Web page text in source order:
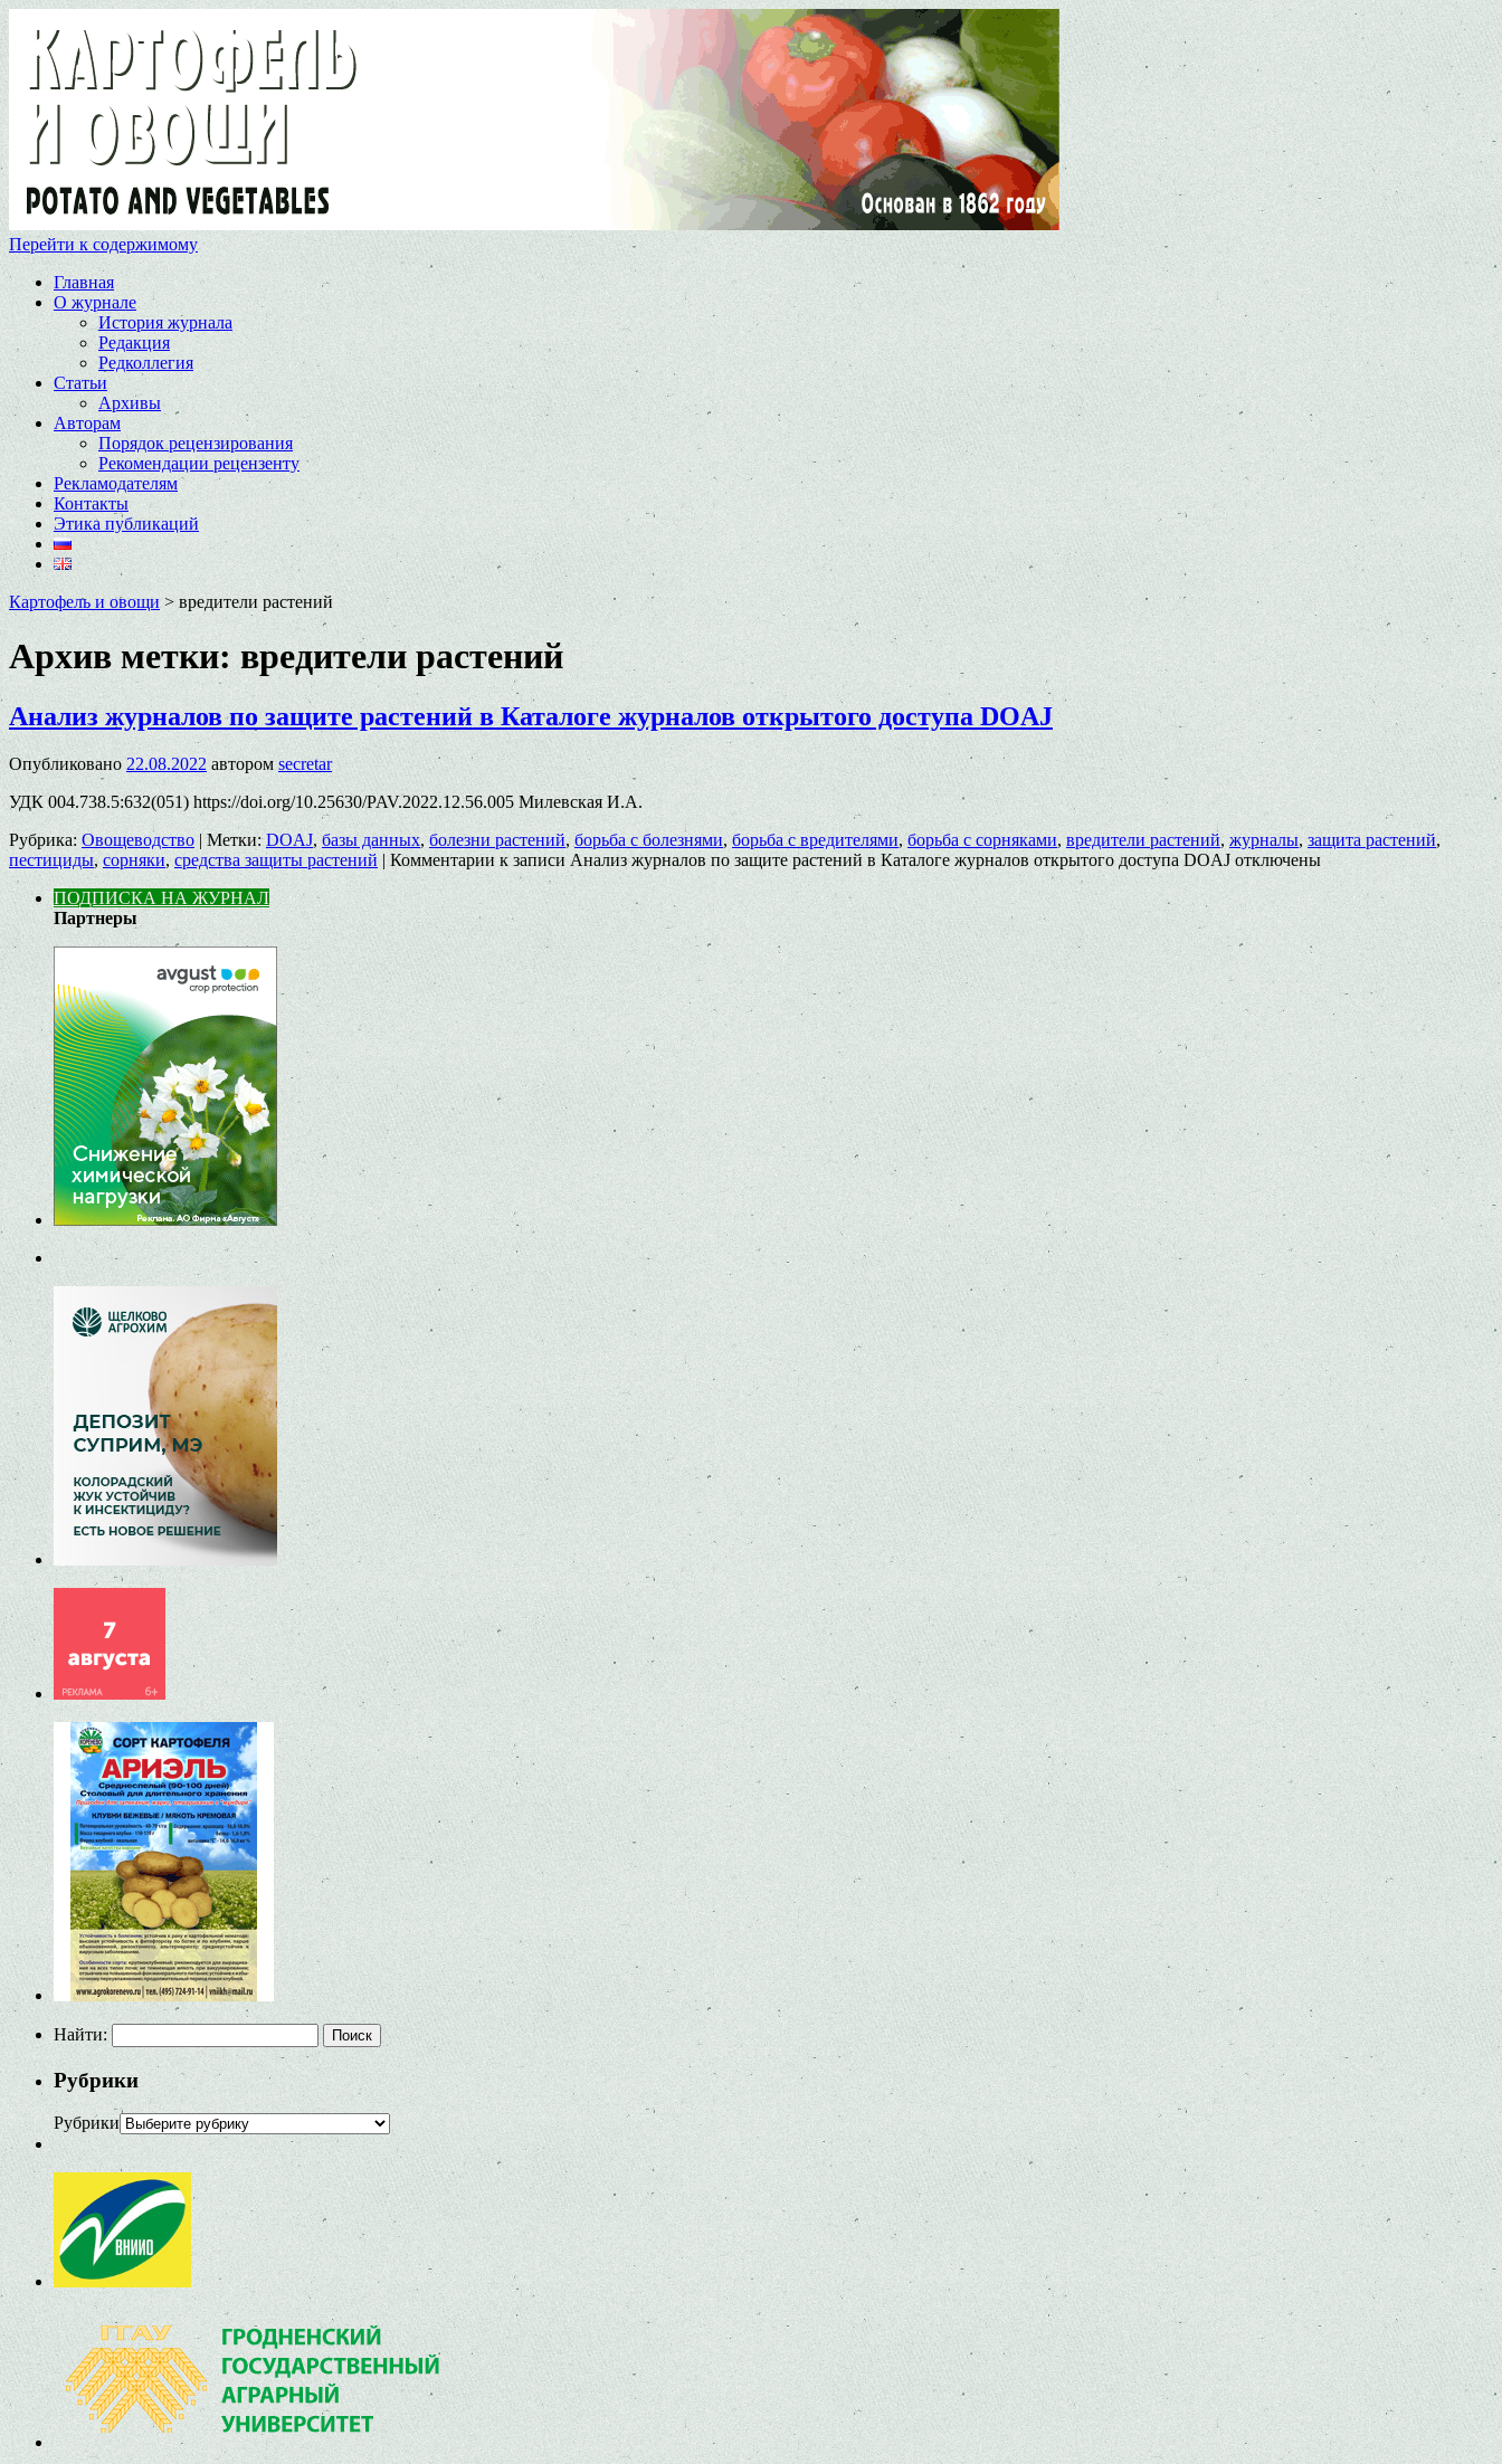
Перейти к содержимому
Главная
О журнале
История журнала
Редакция
Редколлегия
Статьи
Архивы
Авторам
Порядок рецензирования
Рекомендации рецензенту
Рекламодателям
Контакты
Этика публикаций
Картофель и овощи > вредители растений
Архив метки: вредители растений
Анализ журналов по защите растений в Каталоге журналов открытого доступа DOAJ
Опубликовано 22.08.2022 автором secretar
УДК 004.738.5:632(051) https://doi.org/10.25630/PAV.2022.12.56.005 Милевская И.А.
Рубрика: Овощеводство | Метки: DOAJ,базы данных,болезни растений, борьба с болезнями,борьба с вредителями,борьба с сорняками, вредители растений, журналы,защита растений,
пестициды, сорняки, средства защиты растений | Комментарии к записи Анализ журналов по защите растений в Каталоге журналов открытого доступа DOAJ отключены
ПОДПИСКА НА ЖУРНАЛ
Партнеры
Найти:
Рубрики
Рубрики